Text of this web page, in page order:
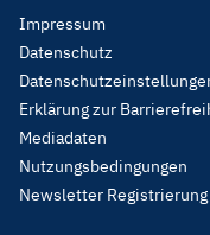
Footer
Menu
Legal
Impressum
Datenschutz
Erklärung zur
Mediadaten
Nutzungsbedingungen
Newsletter Registrierung